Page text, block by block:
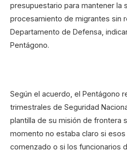
presupuestario para mantener la
procesamiento de migrantes sin
Departamento de Defensa,
Pentágono.
Según el acuerdo, el Pentágono
trimestrales de Seguridad
plantilla de su misión de frontera
momento no estaba claro si
comenzado o si los funcionarios